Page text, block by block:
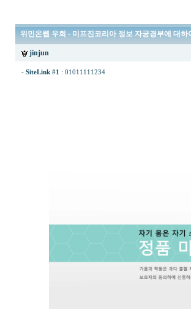
위민온웹 우회 - 미프진코리아 정보 자궁경부에 대
jinjun
- SiteLink #1 : 01011111234